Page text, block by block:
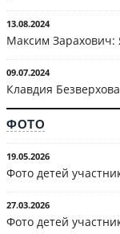
13.08.2024
Максим Зарахович:
09.07.2024
Клавдия
ФОТО
19.05.2026
Фото детей
27.03.2026
Фото детей